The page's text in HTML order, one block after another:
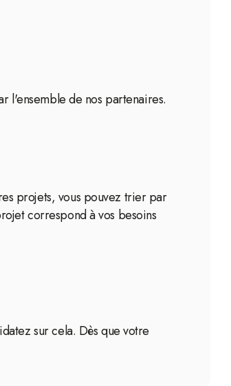
l'ensemble de nos partenaires.
projets, vous pouvez trier par
correspond à vos besoins
sur cela. Dès que votre